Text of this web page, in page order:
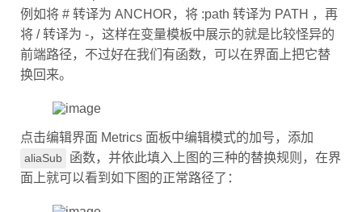
例如将 # 转译为 ANCHOR，将 :path 转译为 PATH ，再
将 / 转译为 -，这样在变量模板中展示的就是比较怪异的
前端路径，不过好在我们有函数，可以在界面上把它替
换回来。
点击编辑界面 Metrics 面板中编辑模式的加号，添加
aliaSub
函数，并依此填入上图的三种的替换规则，在界
面上就可以看到如下图的正常路径了：